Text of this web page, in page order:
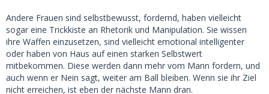
Andere Frauen sind selbstbewusst, fordernd, haben vielleicht
sogar eine Trickkiste an Rhetorik und Manipulation. Sie wissen
ihre Waffen einzusetzen, sind vielleicht emotional intelligenter
oder haben von Haus auf einen starken Selbstwert
mitbekommen. Diese werden dann mehr vom Mann fordern, und
auch wenn er Nein sagt, weiter am Ball bleiben. Wenn sie ihr Ziel
nicht erreichen, ist eben der nächste Mann dran.